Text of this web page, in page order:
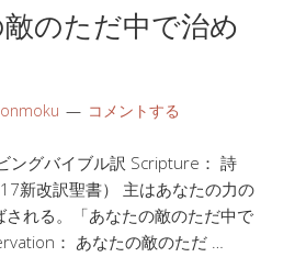
敵のただ中で治め
コメントする
ングバイブル訳 Scripture： 詩
新改訳聖書） 主はあなたの力の
れる。「あなたの敵のただ中で
： あなたの敵のただ …